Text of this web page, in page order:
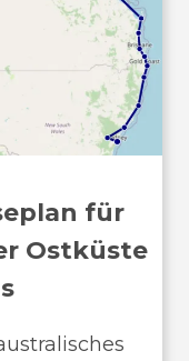
für
Ostküste